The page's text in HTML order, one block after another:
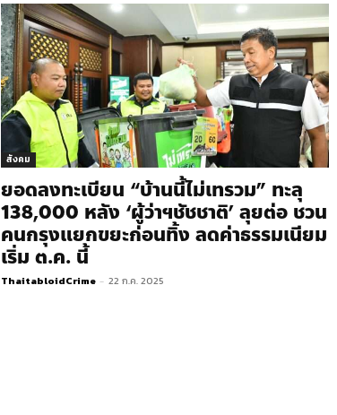
สังคม
ยอดลงทะเบียน “บ้านนี้ไม่เทรวม” ทะลุ
138,000 หลัง ‘ผู้ว่าฯชัชชาติ’ ลุยต่อ ชวน
คนกรุงแยกขยะก่อนทิ้ง ลดค่าธรรมเนียม
เริ่ม ต.ค. นี้
ThaitabloidCrime - 22 ก.ค. 2025